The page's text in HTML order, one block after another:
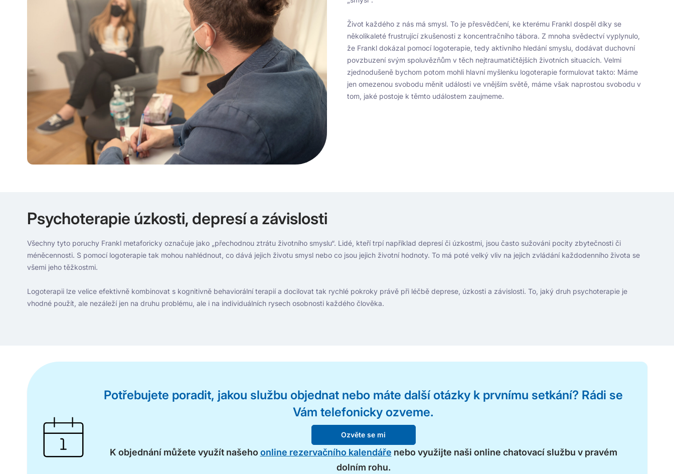
Život každého z nás má smysl. To je přesvědčení, ke kterému Frankl dospěl díky se
několikaleté frustrující zkušenosti z koncentračního tábora. Z mnoha svědectví vyplynulo,
že Frankl dokázal pomocí logoterapie, tedy aktivního hledání smyslu, dodávat duchovní
povzbuzení svým spoluvězňům v těch nejtraumatičtějších životních situacích. Velmi
zjednodušeně bychom potom mohli hlavní myšlenku logoterapie formulovat takto: Máme
jen omezenou svobodu měnit události ve vnějším světě, máme však naprostou svobodu v
tom, jaké postoje k těmto událostem zaujmeme.
Psychoterapie úzkosti, depresí a závislosti
Všechny tyto poruchy Frankl metaforicky označuje jako „přechodnou ztrátu životního smyslu“. Lidé, kteří trpí například depresí či úzkostmi, jsou často sužováni pocity zbytečnosti či
méněcennosti. S pomocí logoterapie tak mohou nahlédnout, co dává jejich životu smysl nebo co jsou jejich životní hodnoty. To má poté velký vliv na jejich zvládání každodenního života se
všemi jeho těžkostmi.
Logoterapii lze velice efektivně kombinovat s kognitivně behaviorální terapií a docilovat tak rychlé pokroky právě při léčbě deprese, úzkosti a závislosti. To, jaký druh psychoterapie je
vhodné použít, ale nezáleží jen na druhu problému, ale i na individuálních rysech osobnosti každého člověka.
Potřebujete poradit, jakou službu objednat nebo máte další otázky k prvnímu setkání? Rádi se
Vám telefonicky ozveme.
Ozvěte se mi
K objednání můžete využít našeho online rezervačního kalendáře nebo využijte naši online chatovací službu v pravém
dolním rohu.